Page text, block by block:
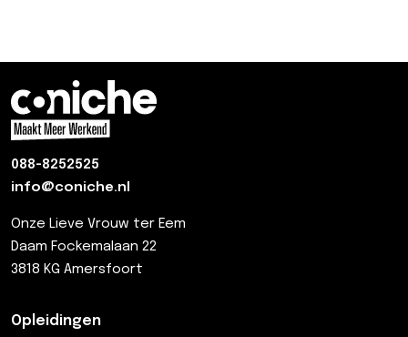
088-8252525
info@coniche.nl
Onze Lieve Vrouw ter Eem
Daam Fockemalaan 22
3818 KG Amersfoort
Opleidingen